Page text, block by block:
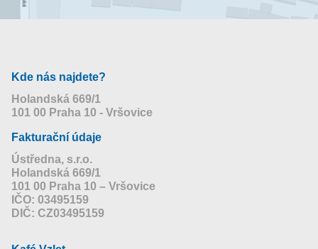
Kde nás najdete?
Holandská 669/1
101 00 Praha 10 - Vršovice
Fakturační údaje
Ústředna, s.r.o.
Holandská 669/1
101 00 Praha 10 – Vršovice
IČO: 03495159
DIČ: CZ03495159